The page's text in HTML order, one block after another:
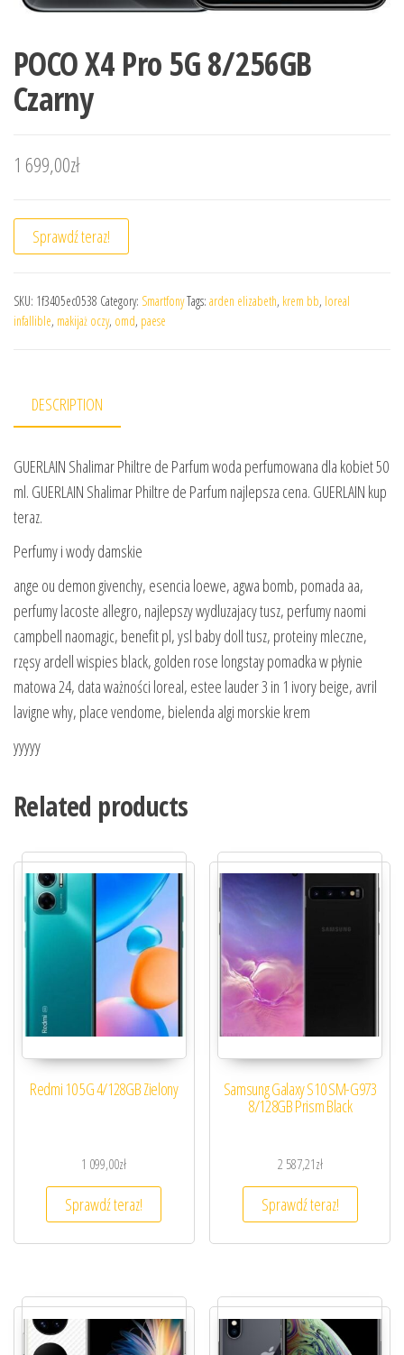
POCO X4 Pro 5G 8/256GB
Czarny
1 699,00zł
Sprawdź teraz!
SKU: 1f3405ec0538 Category: SmartfonyTags: arden elizabeth, krem bb, loreal
infallible, makijaż oczy, omd, paese
DESCRIPTION
GUERLAIN Shalimar Philtre de Parfum woda perfumowana dla kobiet 50
ml. GUERLAIN Shalimar Philtre de Parfum najlepsza cena. GUERLAIN kup
teraz.
Perfumy i wody damskie
ange ou demon givenchy, esencia loewe, agwa bomb, pomada aa,
perfumy lacoste allegro, najlepszy wydluzajacy tusz, perfumy naomi
campbell naomagic, benefit pl, ysl baby doll tusz, proteiny mleczne,
rzęsy ardell wispies black, golden rose longstay pomadka w płynie
matowa 24, data ważności loreal, estee lauder 3 in 1 ivory beige, avril
lavigne why, place vendome, bielenda algi morskie krem
yyyyy
Related products
Redmi 10 5G 4/128GB Zielony
1 099,00zł
Sprawdź teraz!
Samsung Galaxy S10 SM-G973
8/128GB Prism Black
2 587,21zł
Sprawdź teraz!